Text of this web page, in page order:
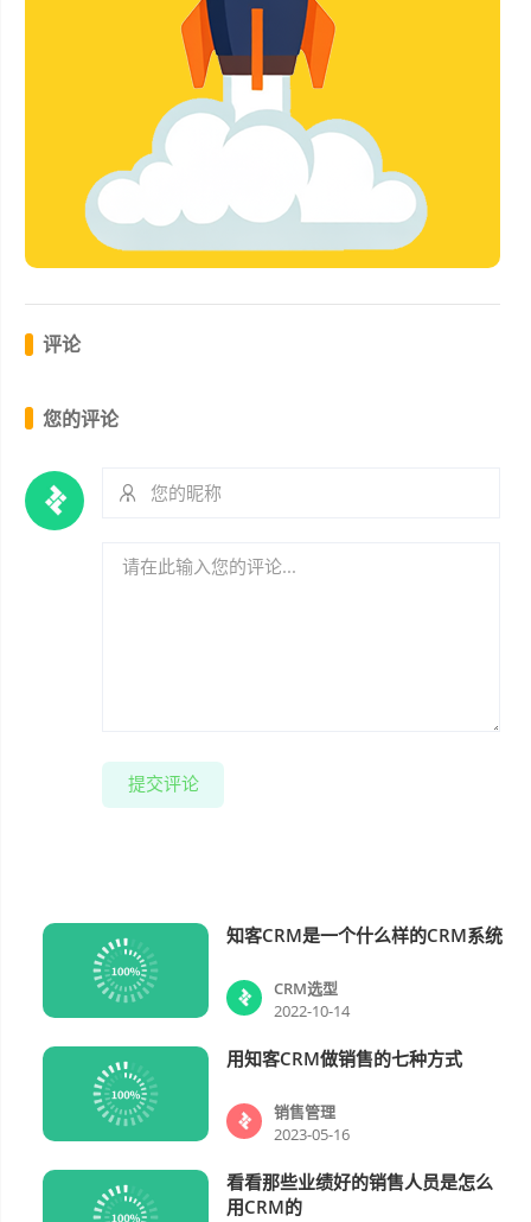
评论
您的评论
提交评论
知客CRM是一个什么样的CRM系统
CRM选型
2022-10-14
用知客CRM做销售的七种方式
销售管理
2023-05-16
看看那些业绩好的销售人员是怎么
用CRM的